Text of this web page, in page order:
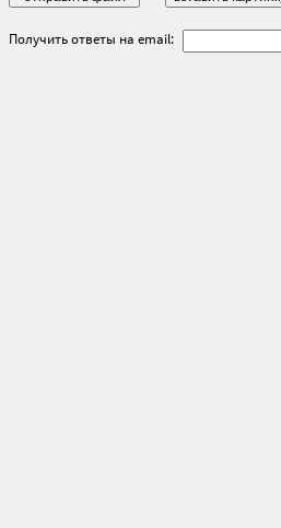
Получить ответы на email: